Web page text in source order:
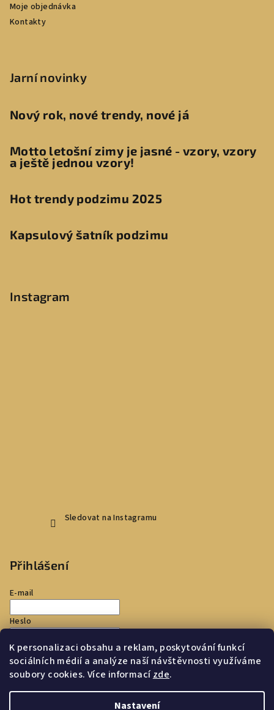
K personalizaci obsahu a reklam, poskytování funkcí
sociálních médií a analýze naší návštěvnosti využíváme
soubory cookies. Více informacízde.
Nastavení
Moje objednávka
Kontakty
Jarní novinky
Nový rok, nové trendy, nové já
Motto letošní zimy je jasné - vzory, vzory
a ještě jednou vzory!
Hot trendy podzimu 2025
Kapsulový šatník podzimu
Instagram
Sledovat na Instagramu
Přihlášení
E-mail
Heslo
Přihlásit se
Nová registraceZapomenuté heslo